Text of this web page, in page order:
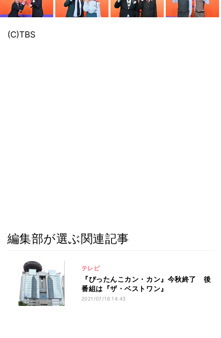
(C)TBS
編集部が選ぶ関連記事
テレビ
『ぴったんこカン・カン』今秋終了 後
番組は『ザ・ベストワン』
2021/07/16 14:43